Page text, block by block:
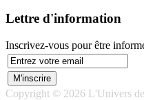
Lettre d'information
Inscrivez-vous pour être
Copyright © 2026 L'Univers